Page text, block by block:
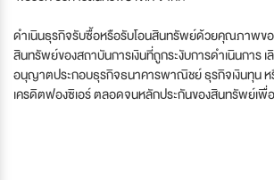
ดำเนินธุรกิจรับซื้อหรือรับโอนสินทรัพย์ด้วยคุณภาพขอ
สินทรัพย์ของสถาบันการเงินที่ถูกระงับการดำเนินการ
อนุญาตประกอบธุรกิจธนาคารพาณิชย์ ธุรกิจเงินทุน
เครดิตฟองซิเอร์ ตลอดจนหลักประกันของสินทรัพย์เพื่